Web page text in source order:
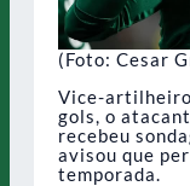
(Foto: Cesar
Vice-
gols, o
recebeu
avisou que
temporada.